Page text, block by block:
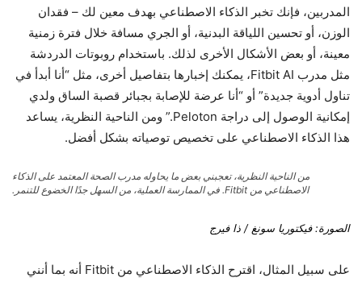
المدربين، فإنك تخبر الذكاء الاصطناعي بهدف معين لك – فقدان
الوزن، أو تحسين اللياقة البدنية، أو الجري مسافة خلال فترة زمنية
معينة، أو بعض الأشكال الأخرى لذلك. باستخدام روبوتات الدردشة
مثل مدرب Fitbit AI، يمكنك إخبارها بتفاصيل أخرى، مثل “أنا أبدأ في
تناول أدوية جديدة” أو “أنا عرضة للإصابة بجبائر قصبة الساق ولدي
إمكانية الوصول إلى دراجة Peloton.” ومن الناحية النظرية، يساعد
هذا الذكاء الاصطناعي على تخصيص توصياته بشكل أفضل.
من الناحية النظرية، تعجبني بعض ما يحاوله مدرب الصحة المعتمد على الذكاء
الاصطناعي من Fitbit. في الممارسة العملية، من السهل جدًا الخضوع للتنمر.
الصورة: فيكتوريا سونغ / ذا فيرج
على سبيل المثال، اقترح الذكاء الاصطناعي من Fitbit أنه بما أنني